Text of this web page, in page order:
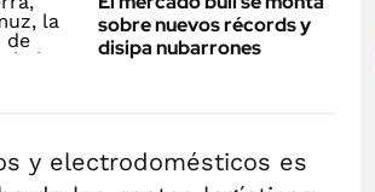
sobre nuevos récords y
disipa nubarrones